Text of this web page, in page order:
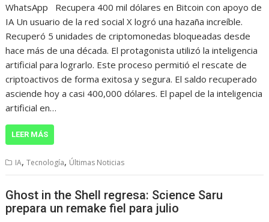
WhatsApp Recupera 400 mil dólares en Bitcoin con apoyo de
IA Un usuario de la red social X logró una hazaña increíble.
Recuperó 5 unidades de criptomonedas bloqueadas desde
hace más de una década. El protagonista utilizó la inteligencia
artificial para lograrlo. Este proceso permitió el rescate de
criptoactivos de forma exitosa y segura. El saldo recuperado
asciende hoy a casi 400,000 dólares. El papel de la inteligencia
artificial en…
LEER MÁS
IA,Tecnología, Últimas Noticias
Ghost in the Shell regresa: Science Saru
prepara un remake fiel para julio